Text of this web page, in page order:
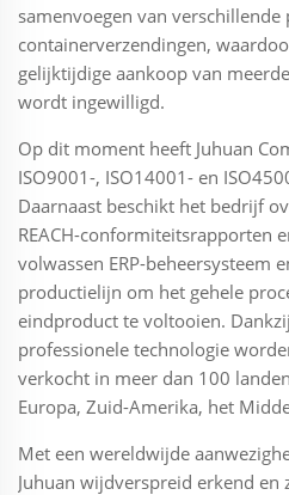
samenvoegen van
containerverzendingen,
gelijktijdige aankoop van
wordt ingewilligd.
Op dit moment heeft Juhuan
ISO9001-, ISO14001- en
Daarnaast beschikt het bedrijf
REACH-conformiteitsrapporten
volwassen ERP-beheersysteem
productielijn om het gehele
eindproduct te voltooien.
professionele technologie
verkocht in meer dan 100
Europa, Zuid-Amerika, het
Met een wereldwijde
Juhuan wijdverspreid erkend en